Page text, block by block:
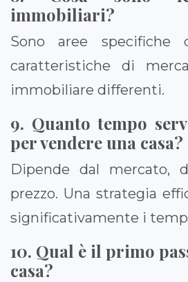
immobiliari?
Sono aree specifiche
caratteristiche di
immobiliare differenti.
9. Quanto tempo
per vendere una casa?
Dipende dal mercato,
prezzo. Una strategia
significativamente i
10. Qual è il primo
casa?